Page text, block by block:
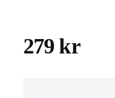
279 kr